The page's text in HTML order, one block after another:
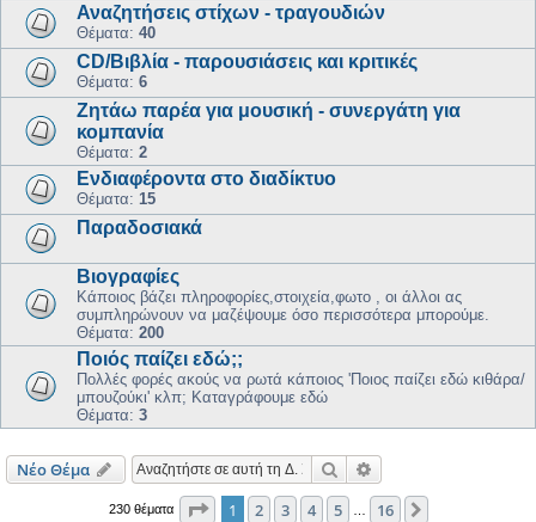
Αναζητήσεις στίχων - τραγουδιών
Θέματα: 40
CD/Βιβλία - παρουσιάσεις και κριτικές
Θέματα: 6
Ζητάω παρέα για μουσική - συνεργάτη για
κομπανία
Θέματα: 2
Ενδιαφέροντα στο διαδίκτυο
Θέματα: 15
Παραδοσιακά
Βιογραφίες
Kάποιος βάζει πληροφορίες,στοιχεία,φωτο , οι άλλοι ας
συμπληρώνουν να μαζέψουμε όσο περισσότερα μπορούμε.
Θέματα: 200
Ποιός παίζει εδώ;;
Πολλές φορές ακούς να ρωτά κάποιος 'Ποιος παίζει εδώ κιθάρα/
μπουζούκι' κλπ; Καταγράφουμε εδώ
Θέματα: 3
Νέο Θέμα Αναζήτηση
230 θέματα Σελίδα από16
1 2 3 4 5 16